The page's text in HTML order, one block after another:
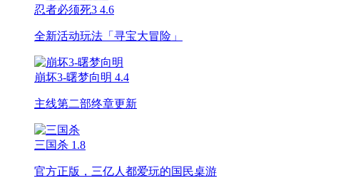
忍者必须死3 4.6
全新活动玩法「寻宝大冒险」
崩坏3-曙梦向明 4.4
主线第二部终章更新
三国杀 1.8
官方正版，三亿人都爱玩的国民桌游